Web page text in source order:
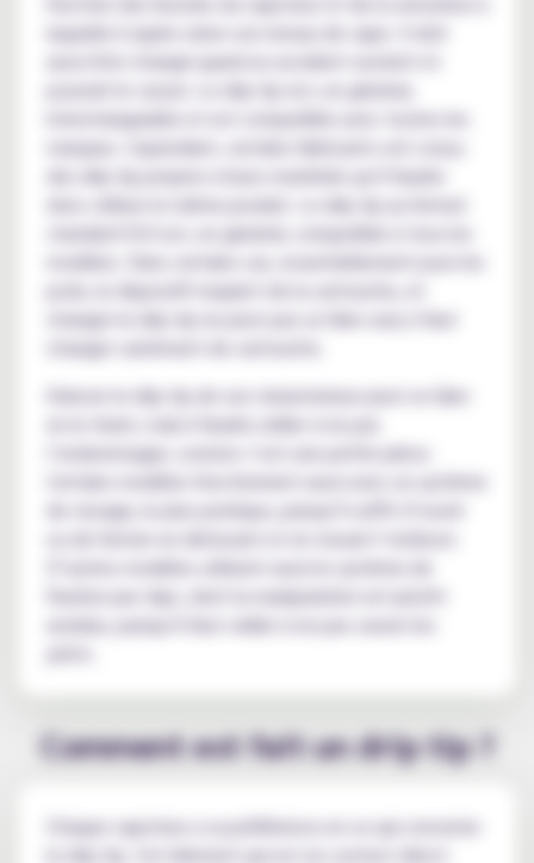
laquelle il aspire selon son niveau de vape. Il doit
aussi être changé quand un accident survient et
pourrait le casser. Le drip tip est, en général,
interchangeable et est compatible avec toutes les
marques. Cependant, certains fabricants ont conçu
pods, le dispositif requiert de la cartouche, et
changer le drip tip ne peut pas se faire seul, il faut
Enlever le drip tip de son clearomiseur peut se faire
l’endommager, comme c’est une petite pièce.
Certains modèles fonctionnent aussi avec un système
de vissage, le plus pratique, puisqu’il suffit d’ouvrir
Comment est fait un drip tip ?
Chaque vapoteur a sa préférence en ce qui concerne